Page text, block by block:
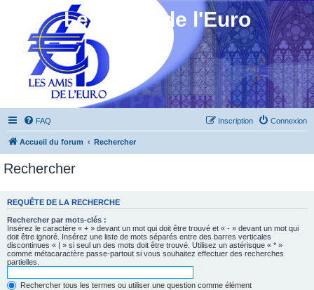
Les Amis de l'Euro
FAQ Connexion
Inscription
Accueil du forum Rechercher
Rechercher
REQUÊTE DE LA RECHERCHE
Rechercher par mots-clés :
Insérez le caractère « + » devant un mot qui doit être trouvé et « - » devant un mot qui
doit être ignoré. Insérez une liste de mots séparés entre des barres verticales
discontinues « | » si seul un des mots doit être trouvé. Utilisez un astérisque « * »
comme métacaractère passe-partout si vous souhaitez effectuer des recherches
partielles.
Rechercher tous les termes ou utiliser une question comme élément